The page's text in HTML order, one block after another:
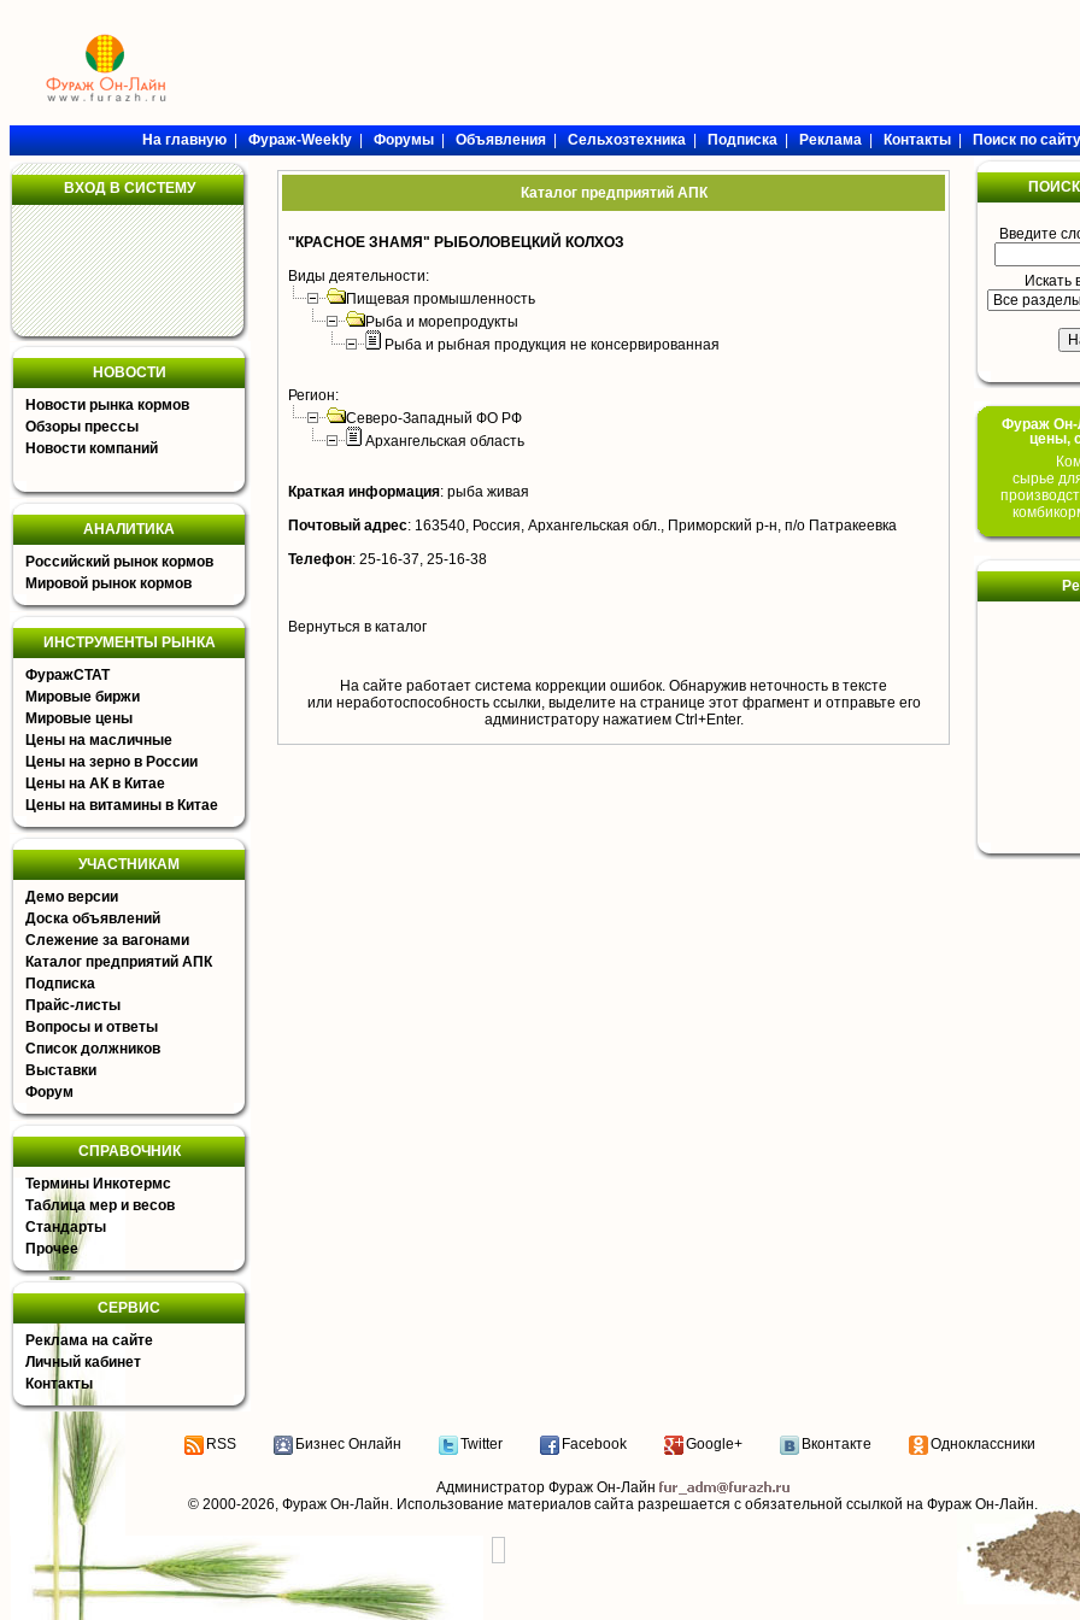
На главную|Фураж-Weekly|Форумы|Объявления|Сельхозтехника|Подписка|Реклама|Контакты|Поиск по сайту
ВХОД В СИСТЕМУ
НОВОСТИ
Новости рынка кормов
Обзоры прессы
Новости компаний
АНАЛИТИКА
Российский рынок кормов
Мировой рынок кормов
ИНСТРУМЕНТЫ РЫНКА
ФуражСТАТ
Мировые биржи
Мировые цены
Цены на масличные
Цены на зерно в России
Цены на АК в Китае
Цены на витамины в Китае
УЧАСТНИКАМ
Демо версии
Доска объявлений
Слежение за вагонами
Каталог предприятий АПК
Подписка
Прайс-листы
Вопросы и ответы
Список должников
Выставки
Форум
СПРАВОЧНИК
Термины Инкотермс
Таблица мер и весов
Стандарты
Прочее
СЕРВИС
Реклама на сайте
Личный кабинет
Контакты
Каталог предприятий АПК
"КРАСНОЕ ЗНАМЯ" РЫБОЛОВЕЦКИЙ КОЛХОЗ
Виды деятельности:
Пищевая промышленность
Рыба и морепродукты
Рыба и рыбная продукция не консервированная
Регион:
Северо-Западный ФО РФ
Архангельская область
Краткая информация: рыба живая
Почтовый адрес: 163540, Россия, Архангельская обл., Приморский р-н, п/о Патракеевка
Телефон: 25-16-37, 25-16-38
Вернуться в каталог
На сайте работает система коррекции ошибок. Обнаружив неточность в тексте
или неработоспособность ссылки, выделите на странице этот фрагмент и отправьте его
aдминистратору нажатием Ctrl+Enter.
Введите
Искать
Фураж Он-
цены,
сырье
RSS Бизнес Онлайн Twitter Facebook Google+ Вконтакте Одноклассники
Администратор Фураж Он-Лайн
© 2000-2026, Фураж Он-Лайн. Использование материалов сайта разрешается с обязательной ссылкой на Фураж Он-Лайн.